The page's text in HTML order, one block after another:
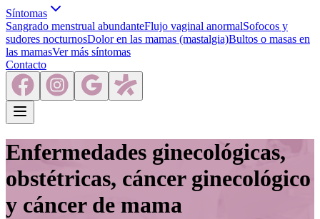
Síntomas
Sangrado menstrual abundanteFlujo vaginal anormalSofocos y
sudores nocturnosDolor en las mamas (mastalgia)Bultos o masas en
las mamasVer más síntomas
Contacto
Enfermedades ginecológicas,
obstétricas, cáncer ginecológico
y cáncer de mama